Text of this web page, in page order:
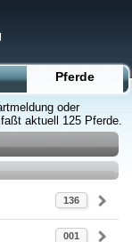
Pferde
oder
aktuell 125 Pferde.
136
001